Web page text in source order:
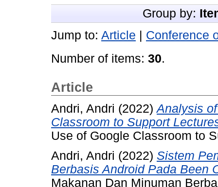
Group by:
Jump to: Article
Conference
Number of items: 30.
Article
Andri, Andri (2022)Analysis
Classroom to Support
Use of Google Classroom to
Andri, Andri (2022) Sistem
Berbasis Android Pada Been
Makanan Dan Minuman